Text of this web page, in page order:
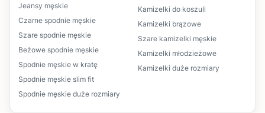
Jeansy męskie
Czarne spodnie męskie
Szare spodnie męskie
Beżowe spodnie męskie
Spodnie męskie w kratę
Spodnie męskie slim fit
Spodnie męskie duże rozmiary
Kamizelki do koszuli
Kamizelki brązowe
Szare kamizelki męskie
Kamizelki młodzieżowe
Kamizelki duże rozmiary